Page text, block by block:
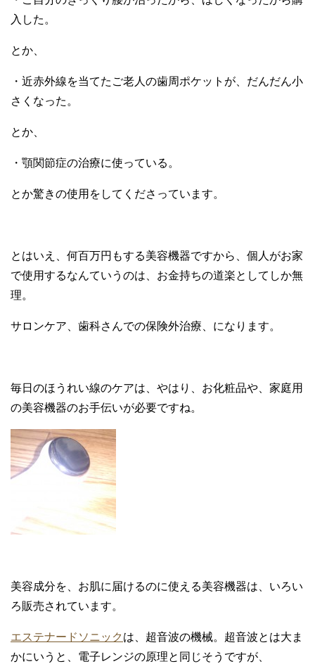
入した。
とか、
・近赤外線を当てたご老人の歯周ポケットが、だんだん小
さくなった。
とか、
・顎関節症の治療に使っている。
とか驚きの使用をしてくださっています。
とはいえ、何百万円もする美容機器ですから、個人がお家
で使用するなんていうのは、お金持ちの道楽としてしか無
理。
サロンケア、歯科さんでの保険外治療、になります。
毎日のほうれい線のケアは、やはり、お化粧品や、家庭用
の美容機器のお手伝いが必要ですね。
美容成分を、お肌に届けるのに使える美容機器は、いろい
ろ販売されています。
エステナードソニック は、超音波の機械。超音波とは大ま
かにいうと、電子レンジの原理と同じそうですが、